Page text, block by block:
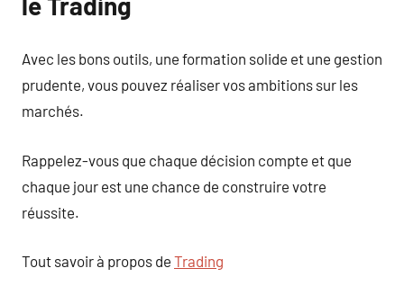
Avec les bons outils, une formation solide et une gestion
prudente, vous pouvez réaliser vos ambitions sur les
marchés.
Rappelez-vous que chaque décision compte et que
chaque jour est une chance de construire votre
réussite.
Tout savoir à propos de Trading